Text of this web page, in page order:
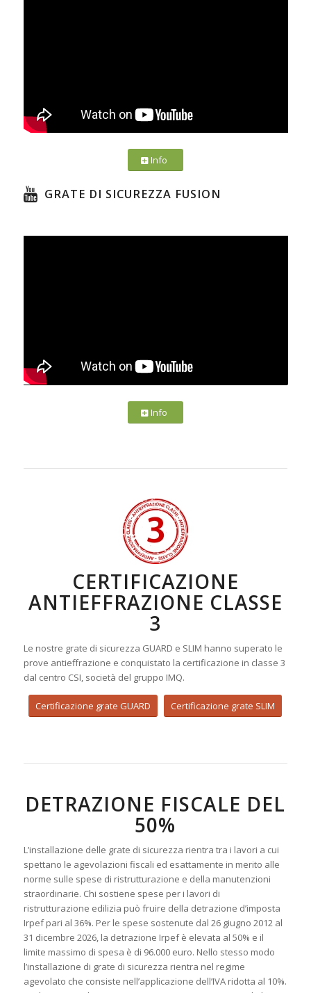
Info
GRATE DI SICUREZZA FUSION
Info
CERTIFICAZIONE
ANTIEFFRAZIONE CLASSE
3
Le nostre grate di sicurezza GUARD e SLIM hanno superato le
prove antieffrazione e conquistato la certificazione in classe 3
dal centro CSI, società del gruppo IMQ.
Certificazione grate GUARD Certificazione grate SLIM
DETRAZIONE FISCALE DEL
50%
L’installazione delle grate di sicurezza rientra tra i lavori a cui
spettano le agevolazioni fiscali ed esattamente in merito alle
norme sulle spese di ristrutturazione e della manutenzioni
straordinarie. Chi sostiene spese per i lavori di
ristrutturazione edilizia può fruire della detrazione d’imposta
Irpef pari al 36%. Per le spese sostenute dal 26 giugno 2012 al
31 dicembre 2026, la detrazione Irpef è elevata al 50% e il
limite massimo di spesa è di 96.000 euro. Nello stesso modo
l’installazione di grate di sicurezza rientra nel regime
agevolato che consiste nell’applicazione dell’IVA ridotta al 10%.